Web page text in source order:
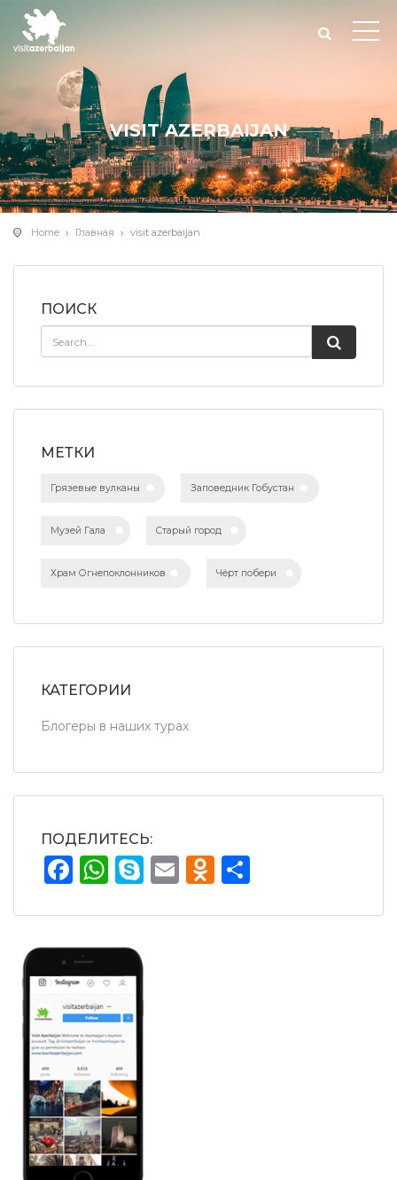
VISIT AZERBAIJAN
Home Главная visit azerbaijan
ПОИСК
МЕТКИ
Грязевые вулканы Заповедник Гобустан
Музей Гала Старый город
Храм Огнепоклонников Чёрт побери
КАТЕГОРИИ
Блогеры в наших турах
ПОДЕЛИТЕСЬ:
Facebook
WhatsApp
Skype
Email